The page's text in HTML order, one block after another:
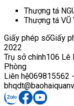
Thượng tá
Thượng tá VŨ
Giấy phép sốGiấy
2022
Trụ sở chính106 Lê
Phòng
Liên hệ069815562